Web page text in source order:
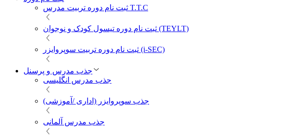
ثبت نام دوره تربیت مدرس T.T.C
ثبت نام دوره تیسول کودک و نوجوان (TEYLT)
ثبت نام دوره تربیت سوپروایزر (i-SEC)
جذب مدرس و پرسنل
جذب مدرس انگلیسی
جذب سوپروایزر (اداری /آموزشی)
جذب مدرس آلمانی